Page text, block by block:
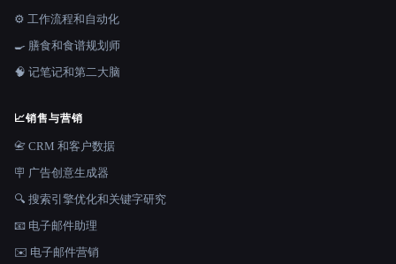
⚙️ 工作流程和自动化
🍳 膳食和食谱规划师
🧠 记笔记和第二大脑
📈销售与营销
📇 CRM 和客户数据
🪧 广告创意生成器
🔍 搜索引擎优化和关键字研究
📧 电子邮件助理
✉️ 电子邮件营销